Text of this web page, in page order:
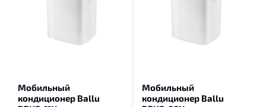
Мобильный
кондиционер Ballu
Мобильный
кондиционер Ballu